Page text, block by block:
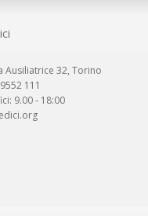
Ausiliatrice 32, Torino
111
9.00 - 18:00